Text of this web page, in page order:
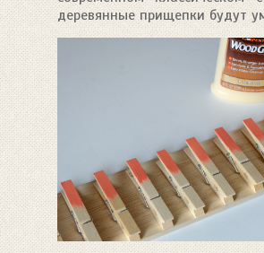
деревянные прищепки будут